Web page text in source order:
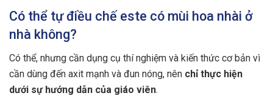
Có thể tự điều chế este có mùi hoa nhài ở
nhà không?
Có thể, nhưng cần dụng cụ thí nghiệm và kiến thức cơ bản vì
cần dùng đến axit mạnh và đun nóng, nên chỉ thực hiện
dưới sự hướng dẫn của giáo viên.